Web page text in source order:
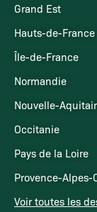
Grand Est
Hauts-de-France
Île-de-France
Normandie
Nouvelle-
Occitanie
Pays de la Loire
Provence-Alpes-
Voir toutes les